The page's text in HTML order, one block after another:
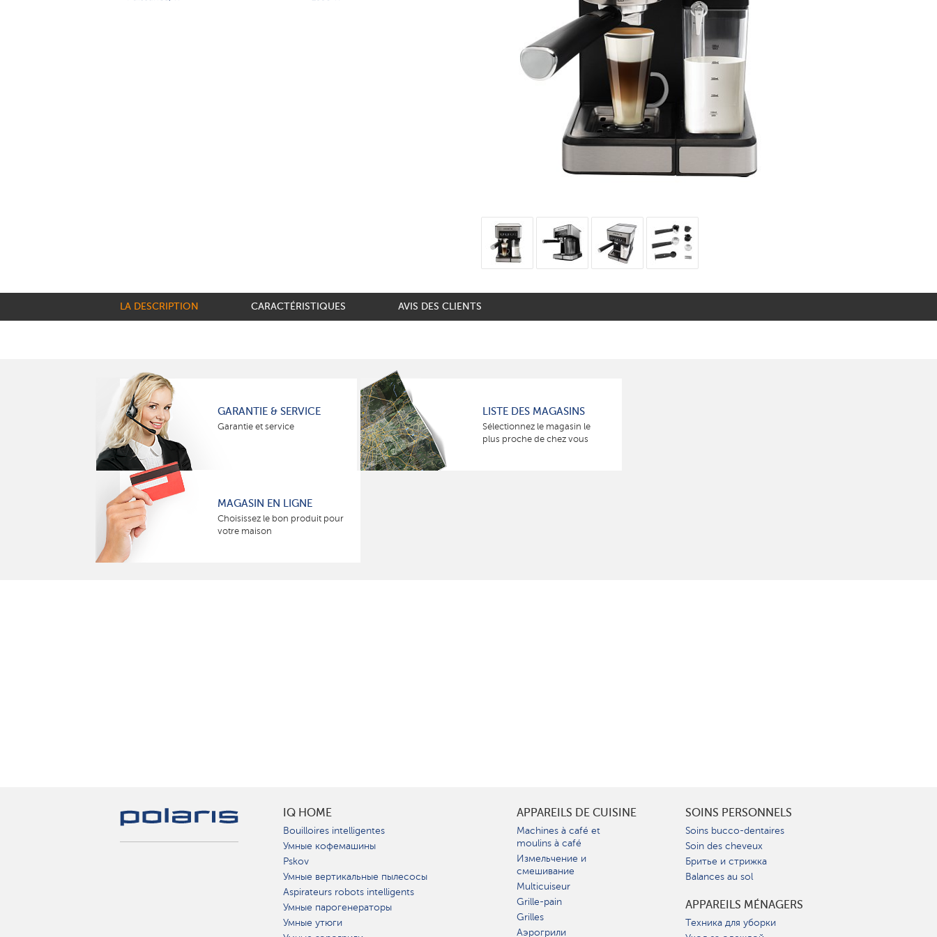
LA DESCRIPTION CARACTÉRISTIQUES AVIS DES CLIENTS
GARANTIE & SERVICE
Garantie et service
LISTE DES MAGASINS
Sélectionnez le magasin le
plus proche de chez vous
MAGASIN EN LIGNE
Choisissez le bon produit pour
votre maison
IQ HOME
Bouilloires intelligentes
Умные кофемашины
Pskov
Умные вертикальные пылесосы
Aspirateurs robots intelligents
Умные парогенераторы
Умные утюги
APPAREILS DE CUISINE
Machines à café et
moulins à café
Измельчение и
смешивание
Multicuiseur
Grille-pain
Grilles
Аэрогрили
SOINS PERSONNELS
Soins bucco-dentaires
Soin des cheveux
Бритье и стрижка
Balances au sol
APPAREILS MÉNAGERS
Техника для уборки